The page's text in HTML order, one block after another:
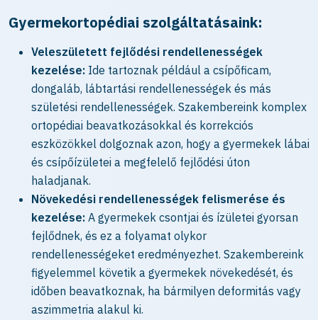
Gyermekortopédiai szolgáltatásaink:
Veleszületett fejlődési rendellenességek
kezelése: Ide tartoznak például a csípőficam,
dongaláb, lábtartási rendellenességek és más
születési rendellenességek. Szakembereink komplex
ortopédiai beavatkozásokkal és korrekciós
eszközökkel dolgoznak azon, hogy a gyermekek lábai
és csípőízületei a megfelelő fejlődési úton
haladjanak.
Növekedési rendellenességek felismerése és
kezelése: A gyermekek csontjai és ízületei gyorsan
fejlődnek, és ez a folyamat olykor
rendellenességeket eredményezhet. Szakembereink
figyelemmel követik a gyermekek növekedését, és
időben beavatkoznak, ha bármilyen deformitás vagy
aszimmetria alakul ki.